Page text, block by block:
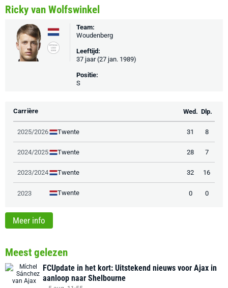
Ricky van Wolfswinkel
Team:
Woudenberg
Leeftijd:
37 jaar (27 jan. 1989)
Positie:
S
Carrière Wed. Dlp.
2025/2026 Twente 31 8
2024/2025 Twente 28 7
2023/2024 Twente 32 16
2023 Twente 0 0
Meer info
Meest gelezen
FCUpdate in het kort: Uitstekend nieuws voor Ajax in
aanloop naar Shelbourne